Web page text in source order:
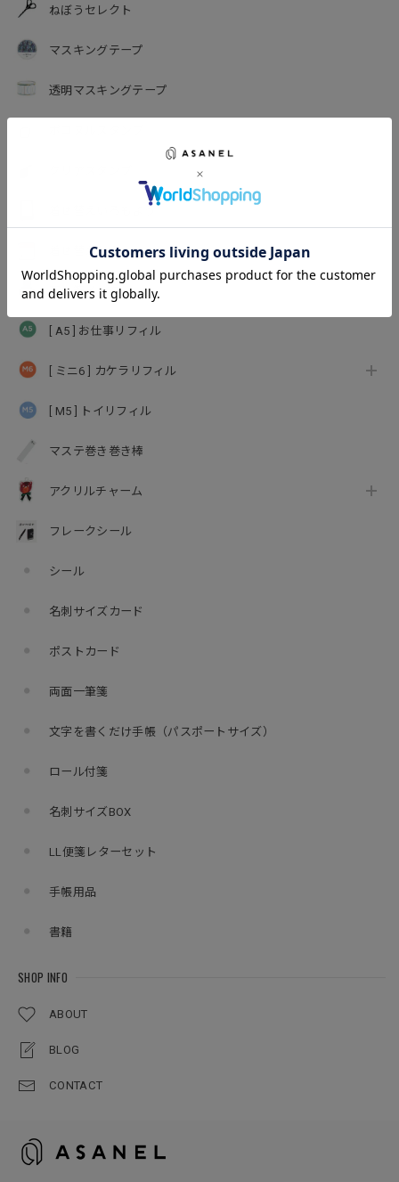
ねぼうセレクト
マスキングテープ
透明マスキングテープ
着せ替えいろもよう
着せ替えわらべ
万年筆インク
[ A5 ] お仕事リフィル
[ ミニ6 ] カケラリフィル
[ M5 ] トイリフィル
マステ巻き巻き棒
アクリルチャーム
フレークシール
シール
名刺サイズカード
ポストカード
両面一筆箋
文字を書くだけ手帳（パスポートサイズ）
ロール付箋
名刺サイズBOX
LL便箋レターセット
手帳用品
書籍
SHOP INFO
ABOUT
BLOG
CONTACT